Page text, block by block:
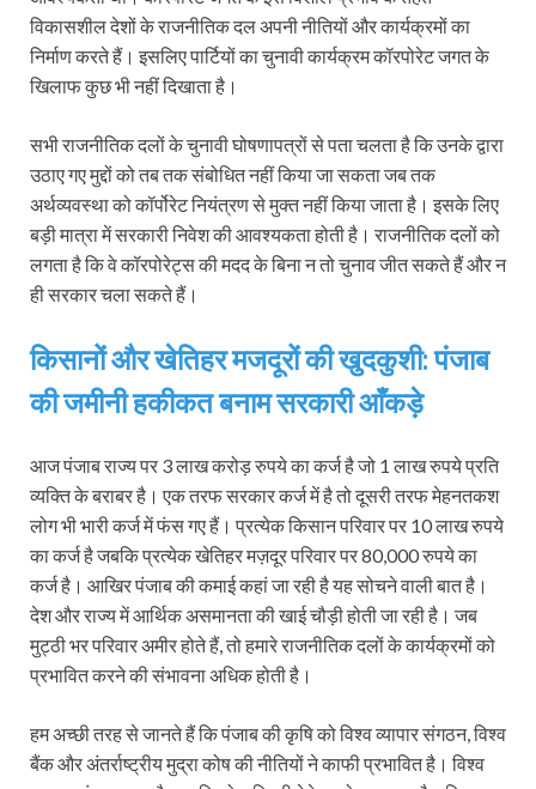
विकासशील देशों के राजनीतिक दल अपनी नीतियों और कार्यक्रमों का
निर्माण करते हैं। इसलिए पार्टियों का चुनावी कार्यक्रम कॉरपोरेट जगत के
खिलाफ कुछ भी नहीं दिखाता है।
सभी राजनीतिक दलों के चुनावी घोषणापत्रों से पता चलता है कि उनके द्वारा
उठाए गए मुद्दों को तब तक संबोधित नहीं किया जा सकता जब तक
अर्थव्यवस्था को कॉर्पोरेट नियंत्रण से मुक्त नहीं किया जाता है। इसके लिए
बड़ी मात्रा में सरकारी निवेश की आवश्यकता होती है। राजनीतिक दलों को
लगता है कि वे कॉरपोरेट्स की मदद के बिना न तो चुनाव जीत सकते हैं और न
ही सरकार चला सकते हैं।
किसानों और खेतिहर मजदूरों की खुदकुशी: पंजाब
की जमीनी हकीकत बनाम सरकारी आँकड़े
आज पंजाब राज्य पर 3 लाख करोड़ रुपये का कर्ज है जो 1 लाख रुपये प्रति
व्यक्ति के बराबर है। एक तरफ सरकार कर्ज में है तो दूसरी तरफ मेहनतकश
लोग भी भारी कर्ज में फंस गए हैं। प्रत्येक किसान परिवार पर 10 लाख रुपये
का कर्ज है जबकि प्रत्येक खेतिहर मज़दूर परिवार पर 80,000 रुपये का
कर्ज है। आखिर पंजाब की कमाई कहां जा रही है यह सोचने वाली बात है।
देश और राज्य में आर्थिक असमानता की खाई चौड़ी होती जा रही है। जब
मुट्ठी भर परिवार अमीर होते हैं, तो हमारे राजनीतिक दलों के कार्यक्रमों को
प्रभावित करने की संभावना अधिक होती है।
हम अच्छी तरह से जानते हैं कि पंजाब की कृषि को विश्व व्यापार संगठन, विश्व
बैंक और अंतर्राष्ट्रीय मुद्रा कोष की नीतियों ने काफी प्रभावित है। विश्व